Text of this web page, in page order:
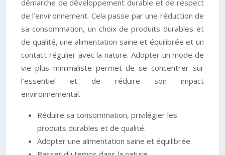
démarche de développement durable et de respect
de l’environnement. Cela passe par une réduction de
sa consommation, un choix de produits durables et
de qualité, une alimentation saine et équilibrée et un
contact régulier avec la nature. Adopter un mode de
vie plus minimaliste permet de se concentrer sur
l’essentiel et de réduire son impact
environnemental.
Réduire sa consommation, privilégier les
produits durables et de qualité.
Adopter une alimentation saine et équilibrée.